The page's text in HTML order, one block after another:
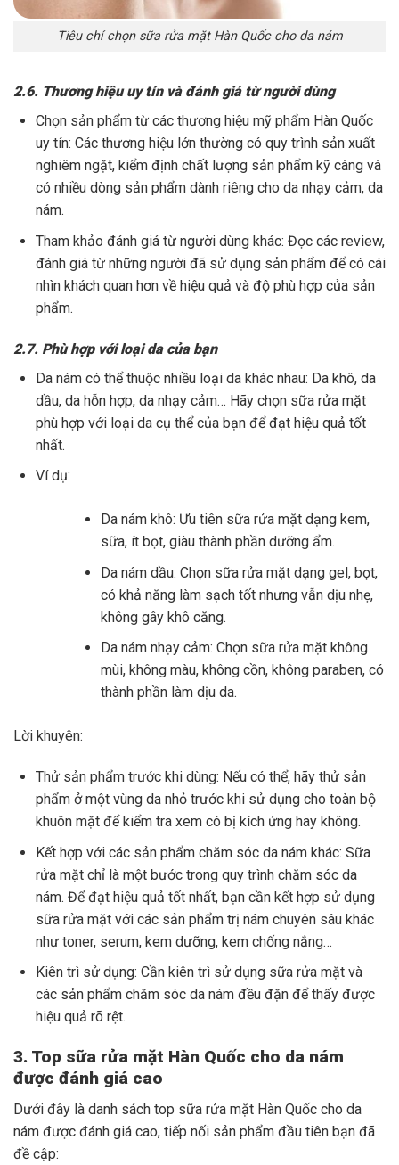
Tiêu chí chọn sữa rửa mặt Hàn Quốc cho da nám
2.6. Thương hiệu uy tín và đánh giá từ người dùng
Chọn sản phẩm từ các thương hiệu mỹ phẩm Hàn Quốc
uy tín: Các thương hiệu lớn thường có quy trình sản xuất
nghiêm ngặt, kiểm định chất lượng sản phẩm kỹ càng và
có nhiều dòng sản phẩm dành riêng cho da nhạy cảm, da
nám.
Tham khảo đánh giá từ người dùng khác: Đọc các review,
đánh giá từ những người đã sử dụng sản phẩm để có cái
nhìn khách quan hơn về hiệu quả và độ phù hợp của sản
phẩm.
2.7. Phù hợp với loại da của bạn
Da nám có thể thuộc nhiều loại da khác nhau: Da khô, da
dầu, da hỗn hợp, da nhạy cảm… Hãy chọn sữa rửa mặt
phù hợp với loại da cụ thể của bạn để đạt hiệu quả tốt
nhất.
Ví dụ:
Da nám khô: Ưu tiên sữa rửa mặt dạng kem,
sữa, ít bọt, giàu thành phần dưỡng ẩm.
Da nám dầu: Chọn sữa rửa mặt dạng gel, bọt,
có khả năng làm sạch tốt nhưng vẫn dịu nhẹ,
không gây khô căng.
Da nám nhạy cảm: Chọn sữa rửa mặt không
mùi, không màu, không cồn, không paraben, có
thành phần làm dịu da.
Lời khuyên:
Thử sản phẩm trước khi dùng: Nếu có thể, hãy thử sản
phẩm ở một vùng da nhỏ trước khi sử dụng cho toàn bộ
khuôn mặt để kiểm tra xem có bị kích ứng hay không.
Kết hợp với các sản phẩm chăm sóc da nám khác: Sữa
rửa mặt chỉ là một bước trong quy trình chăm sóc da
nám. Để đạt hiệu quả tốt nhất, bạn cần kết hợp sử dụng
sữa rửa mặt với các sản phẩm trị nám chuyên sâu khác
như toner, serum, kem dưỡng, kem chống nắng…
Kiên trì sử dụng: Cần kiên trì sử dụng sữa rửa mặt và
các sản phẩm chăm sóc da nám đều đặn để thấy được
hiệu quả rõ rệt.
3. Top sữa rửa mặt Hàn Quốc cho da nám
được đánh giá cao
Dưới đây là danh sách top sữa rửa mặt Hàn Quốc cho da
nám được đánh giá cao, tiếp nối sản phẩm đầu tiên bạn đã
đề cập: